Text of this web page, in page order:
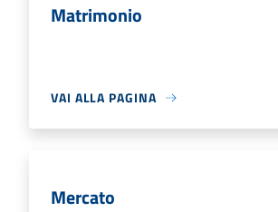
Matrimonio
VAI ALLA PAGINA
Mercato